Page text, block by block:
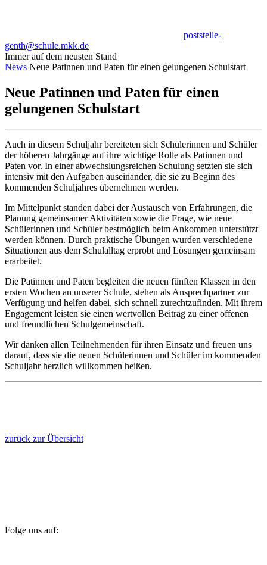
poststelle-
genth@schule.mkk.de
Immer auf dem neusten Stand
News Neue Patinnen und Paten für einen gelungenen Schulstart
Neue Patinnen und Paten für einen
gelungenen Schulstart
Auch in diesem Schuljahr bereiteten sich Schülerinnen und Schüler
der höheren Jahrgänge auf ihre wichtige Rolle als Patinnen und
Paten vor. In einer abwechslungsreichen Schulung setzten sie sich
intensiv mit den Aufgaben auseinander, die sie zu Beginn des
kommenden Schuljahres übernehmen werden.
Im Mittelpunkt standen dabei der Austausch von Erfahrungen, die
Planung gemeinsamer Aktivitäten sowie die Frage, wie neue
Schülerinnen und Schüler bestmöglich beim Ankommen unterstützt
werden können. Durch praktische Übungen wurden verschiedene
Situationen aus dem Schulalltag erprobt und Lösungen gemeinsam
erarbeitet.
Die Patinnen und Paten begleiten die neuen fünften Klassen in den
ersten Wochen an unserer Schule, stehen als Ansprechpartner zur
Verfügung und helfen dabei, sich schnell zurechtzufinden. Mit ihrem
Engagement leisten sie einen wertvollen Beitrag zu einer offenen
und freundlichen Schulgemeinschaft.
Wir danken allen Teilnehmenden für ihren Einsatz und freuen uns
darauf, dass sie die neuen Schülerinnen und Schüler im kommenden
Schuljahr herzlich willkommen heißen.
zurück zur Übersicht
Folge uns auf: